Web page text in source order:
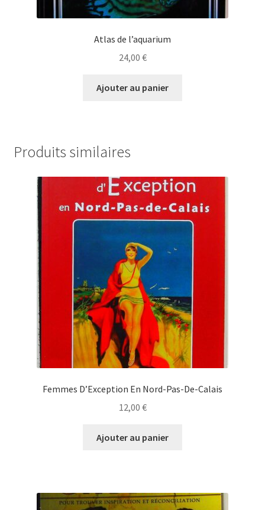
Atlas de l’aquarium
24,00 €
Ajouter au panier
Produits similaires
Femmes D’Exception En Nord-Pas-De-Calais
12,00 €
Ajouter au panier